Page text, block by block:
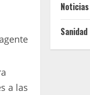
a las
Sanidad